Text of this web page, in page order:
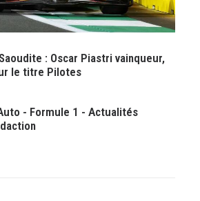
: Oscar Piastri vainqueur,
le titre Pilotes
- Formule 1 - Actualités